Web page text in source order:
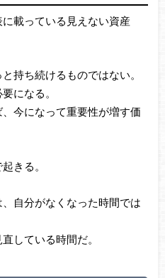
載っている見えない資産
持ち続けるものではない。
になる。
今になって重要性が増す価
きる。
自分がなくなった時間では
している時間だ。